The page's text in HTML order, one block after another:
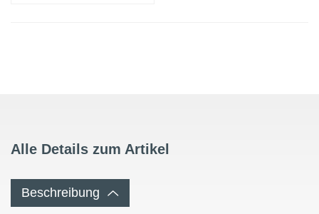
Alle Details zum Artikel
Beschreibung